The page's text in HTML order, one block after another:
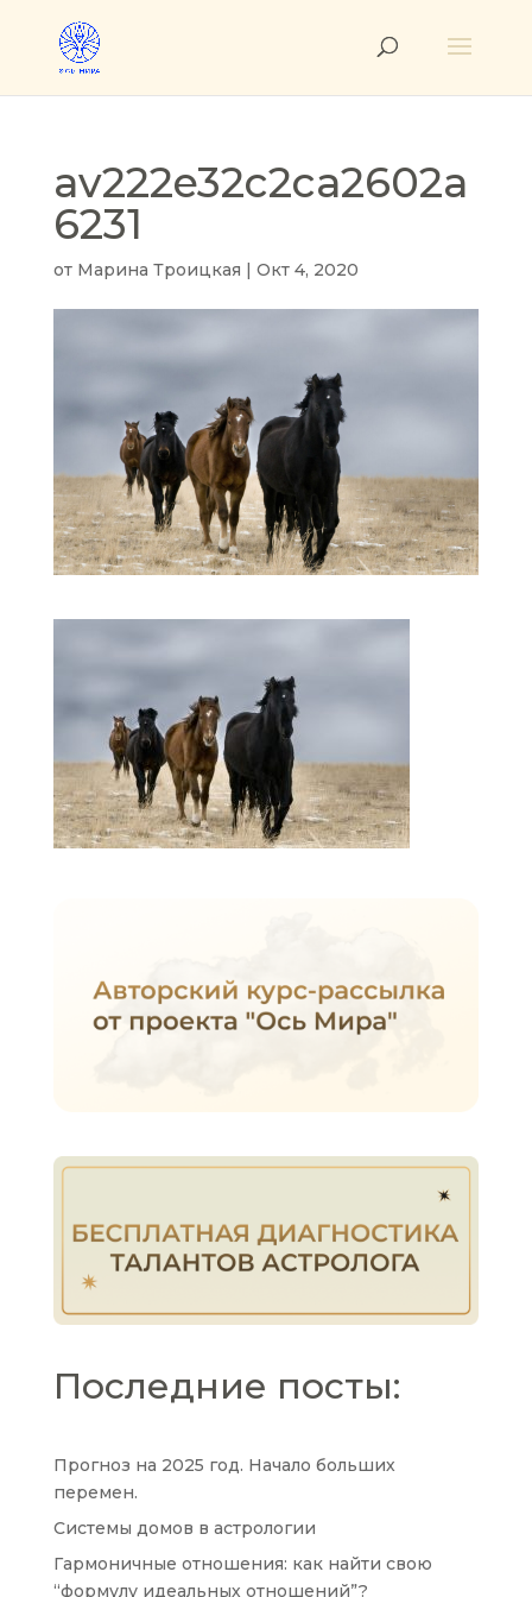
av222e32c2ca2602a
6231
от Марина Троицкая | Окт 4, 2020
Последние посты:
Прогноз на 2025 год. Начало больших
перемен.
Системы домов в астрологии
Гармоничные отношения: как найти свою
“формулу идеальных отношений”?